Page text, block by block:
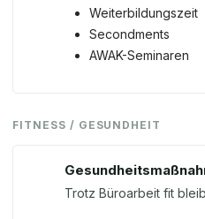
Weiterbildungszeit
Secondments
AWAK-Seminaren
FITNESS / GESUNDHEIT
Trotz Büroarbeit fit